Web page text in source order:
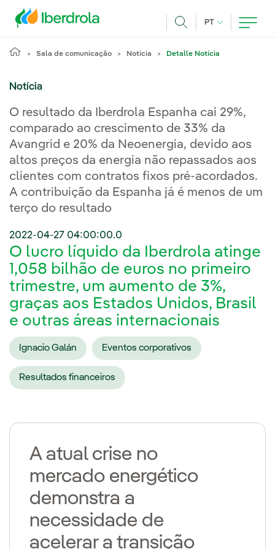
PT IDIOMA ATUAL,
Sala de comunicação Notícia Detalle Notícia
Notícia
O resultado da Iberdrola Espanha cai 29%,
comparado ao crescimento de 33% da
Avangrid e 20% da Neoenergia, devido aos
altos preços da energia não repassados aos
clientes com contratos fixos pré-acordados.
A contribuição da Espanha já é menos de um
terço do resultado
2022-04-27 04:00:00.0
O lucro líquido da Iberdrola atinge
1,058 bilhão de euros no primeiro
trimestre, um aumento de 3%,
graças aos Estados Unidos, Brasil
e outras áreas internacionais
Ignacio Galán Eventos corporativos
Resultados financeiros
A atual crise no
mercado energético
demonstra a
necessidade de
acelerar a transição